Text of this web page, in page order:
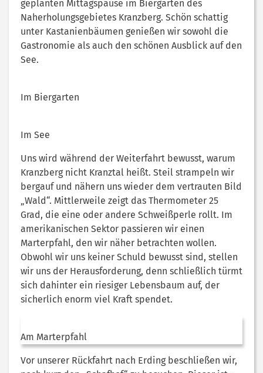
geplanten Mittagspause im Biergarten des
Naherholungsgebietes Kranzberg. Schön schattig
unter Kastanienbäumen genießen wir sowohl die
Gastronomie als auch den schönen Ausblick auf den
See.
Im Biergarten
Im See
Uns wird während der Weiterfahrt bewusst, warum
Kranzberg nicht Kranztal heißt. Steil strampeln wir
bergauf und nähern uns wieder dem vertrauten Bild
„Wald“. Mittlerweile zeigt das Thermometer 25
Grad, die eine oder andere Schweißperle rollt. Im
amerikanischen Sektor passieren wir einen
Marterpfahl, den wir näher betrachten wollen.
Obwohl wir uns keiner Schuld bewusst sind, stellen
wir uns der Herausforderung, denn schließlich türmt
sich dahinter ein riesiger Lebensbaum auf, der
sicherlich enorm viel Kraft spendet.
Am Marterpfahl
Vor unserer Rückfahrt nach Erding beschließen wir,